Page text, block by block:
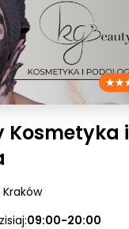
Kosmetyka i
Kraków
09:00-20:00